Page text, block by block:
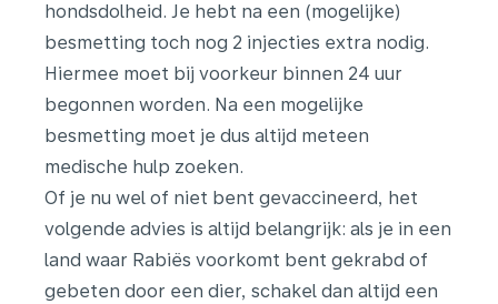
hondsdolheid. Je hebt na een (mogelijke)
besmetting toch nog 2 injecties extra nodig.
Hiermee moet bij voorkeur binnen 24 uur
begonnen worden. Na een mogelijke
besmetting moet je dus altijd meteen
medische hulp zoeken.
Of je nu wel of niet bent gevaccineerd, het
volgende advies is altijd belangrijk: als je in een
land waar Rabiës voorkomt bent gekrabd of
gebeten door een dier, schakel dan altijd een